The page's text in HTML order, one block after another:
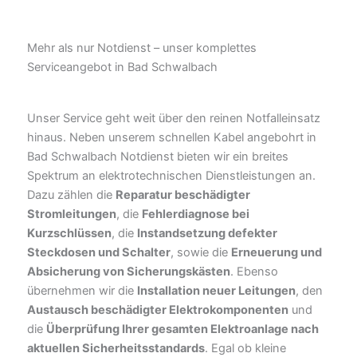
Mehr als nur Notdienst – unser komplettes
Serviceangebot in Bad Schwalbach
Unser Service geht weit über den reinen Notfalleinsatz
hinaus. Neben unserem schnellen Kabel angebohrt in
Bad Schwalbach Notdienst bieten wir ein breites
Spektrum an elektrotechnischen Dienstleistungen an.
Dazu zählen die Reparatur beschädigter
Stromleitungen, die Fehlerdiagnose bei
Kurzschlüssen, die Instandsetzung defekter
Steckdosen und Schalter, sowie die Erneuerung und
Absicherung von Sicherungskästen. Ebenso
übernehmen wir die Installation neuer Leitungen, den
Austausch beschädigter Elektrokomponenten und
die Überprüfung Ihrer gesamten Elektroanlage nach
aktuellen Sicherheitsstandards. Egal ob kleine